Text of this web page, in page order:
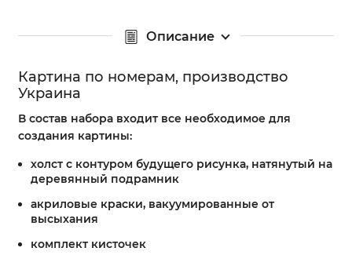
Описание
Картина по номерам, производство
Украина
В состав набора входит все необходимое для
создания картины:
холст с контуром будущего рисунка, натянутый на
деревянный подрамник
акриловые краски, вакуумированные от
высыхания
комплект кисточек